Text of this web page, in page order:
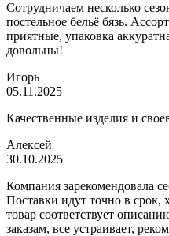
Сотрудничаем несколько
постельное бельё бязь.
приятные, упаковка
довольны!
Игорь
05.11.2025
Качественные изделия и
Алексей
30.10.2025
Компания зарекомендовала
Поставки идут точно в срок,
товар соответствует
заказам, все устраивает,